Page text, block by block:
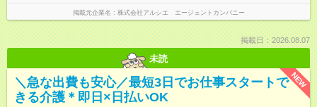
掲載元企業名 株式会社アルシエ エージェントカンパニー
掲載日：2026.08.07
未読
NEW
＼急な出費も安心／最短3日でお仕事スタートで
きる介護＊即日×日払いOK